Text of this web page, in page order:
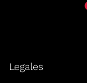
Legales